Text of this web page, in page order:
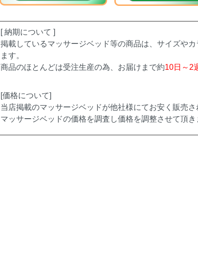
[ 納期について ]
掲載しているマッサージベッド等の商品は、サイズや
ます。
商品のほとんどは受注生産の為、お届けまで約10日～2
[価格について]
当店掲載のマッサージベッドが他社様にてお安く販売さ
マッサージベッドの価格を調査し価格を調整させて頂き